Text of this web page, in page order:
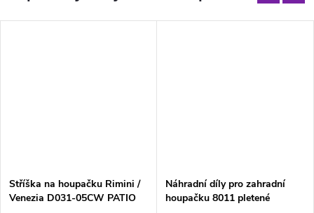
Stříška na houpačku Rimini /
Venezia D031-05CW PATIO
Náhradní díly pro zahradní
houpačku 8011 pletené